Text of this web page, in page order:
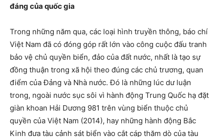
đáng của quốc gia
Trong những năm qua, các loại hình truyền thông, báo chí
Việt Nam đã có đóng góp rất lớn vào công cuộc đấu tranh
bảo vệ chủ quyền biển, đảo của đất nước, nhất là tạo sự
đồng thuận trong xã hội theo đúng các chủ trương, quan
điểm của Đảng và Nhà nước. Đó là những lúc dư luận
trong, ngoài nước sục sôi vì hành động Trung Quốc hạ đặt
giàn khoan Hải Dương 981 trên vùng biển thuộc chủ
quyền của Việt Nam (2014), hay những hành động Bắc
Kinh đưa tàu cảnh sát biển vào cắt cáp thăm dò của tàu